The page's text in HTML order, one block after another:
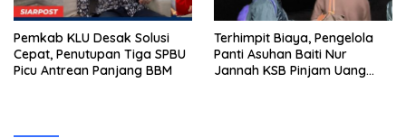
Pemkab KLU Desak Solusi
Cepat, Penutupan Tiga SPBU
Picu Antrean Panjang BBM
Terhimpit Biaya, Pengelola
Panti Asuhan Baiti Nur
Jannah KSB Pinjam Uang